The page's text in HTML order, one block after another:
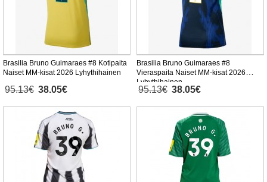
Brasilia Bruno Guimaraes #8 Kotipaita
Naiset MM-kisat 2026 Lyhythihainen
95.13€ 38.05€
Brasilia Bruno Guimaraes #8
Vieraspaita Naiset MM-kisat 2026
Lyhythihainen
95.13€ 38.05€